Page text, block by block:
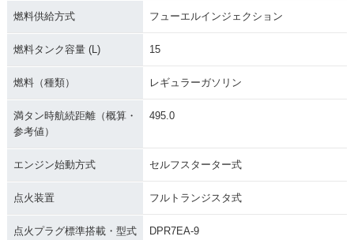
燃料供給方式 フューエルインジェクション
燃料タンク容量 (L) 15
燃料（種類） レギュラーガソリン
満タン時航続距離（概算・
参考値）
495.0
エンジン始動方式 セルフスターター式
点火装置 フルトランジスタ式
点火プラグ標準搭載・型式 DPR7EA-9